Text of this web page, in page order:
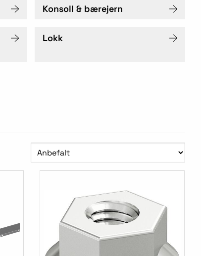
Konsoll & bærejern
Lokk